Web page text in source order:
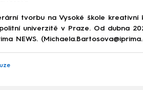
tvorbu na Vysoké škole kreativní
univerzitě v Praze. Od dubna
NEWS.